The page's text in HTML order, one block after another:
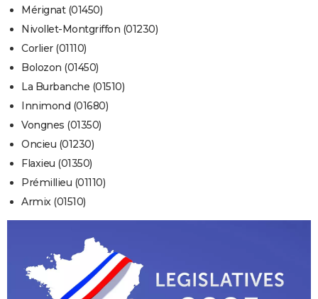
Mérignat (01450)
Nivollet-Montgriffon (01230)
Corlier (01110)
Bolozon (01450)
La Burbanche (01510)
Innimond (01680)
Vongnes (01350)
Oncieu (01230)
Flaxieu (01350)
Prémillieu (01110)
Armix (01510)